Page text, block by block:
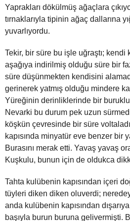
Yaprakları dökülmüş ağaçlara
tırnaklarıyla tipinin ağaç dallarına
yuvarlıyordu.
Tekir, bir süre bu işle uğraştı; kendi
aşağıya indirilmiş olduğu süre bir
süre düşünmekten kendisini
gerinerek yatmış olduğu mindere
Yüreğinin derinliklerinde bir
Nevarki bu durum pek uzun
köşkün çevresinde bir süre
kapısında minyatür eve benzer bir
Burasını merak etti. Yavaş yavaş
Kuşkulu, bunun için de oldukca
Tahta kulübenin kapısından içeri
tüyleri diken diken oluverdi;
anda kulübenin kapısından
başıyla burun buruna gelivermişti.